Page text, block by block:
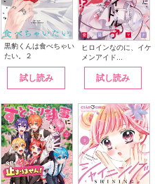
黒豹くんは食べちゃい
たい。２
試し読み
ヒロインなのに、イケ
メンアイド...
試し読み